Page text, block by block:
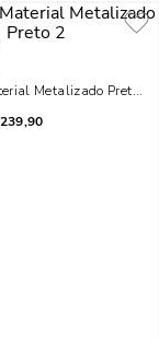
Metalizado Preto 2
239,90